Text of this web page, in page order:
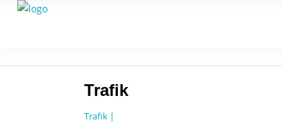
Trafik
Trafik |